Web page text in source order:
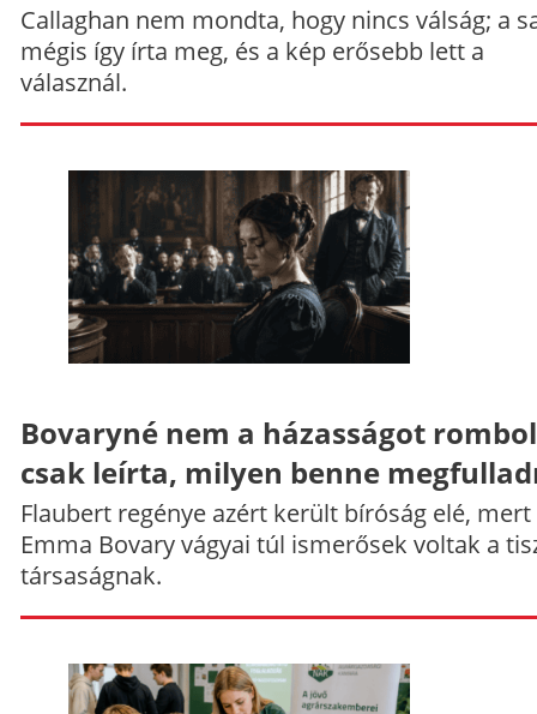
Callaghan nem mondta, hogy nincs válság; a
mégis így írta meg, és a kép erősebb lett a
válasznál.
Bovaryné nem a házasságot
csak leírta, milyen benne
Flaubert regénye azért került bíróság elé, mert
Emma Bovary vágyai túl ismerősek voltak a
társaságnak.